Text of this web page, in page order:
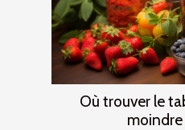
Où trouver le